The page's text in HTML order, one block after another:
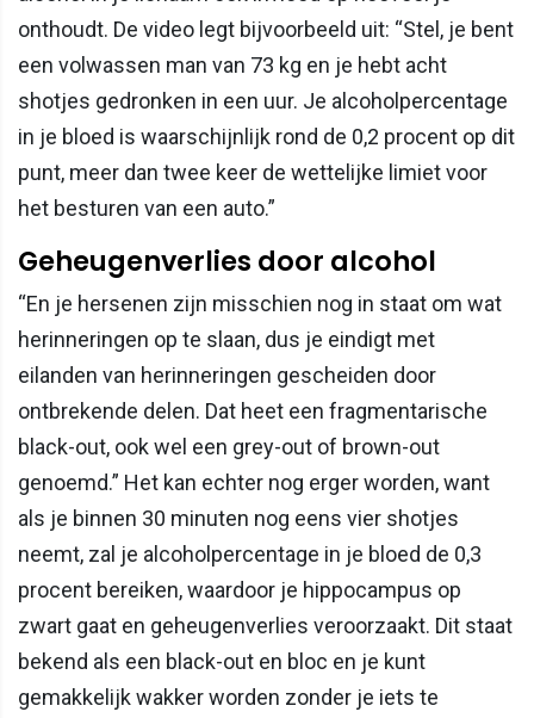
onthoudt. De video legt bijvoorbeeld uit: “Stel, je bent
een volwassen man van 73 kg en je hebt acht
shotjes gedronken in een uur. Je alcoholpercentage
in je bloed is waarschijnlijk rond de 0,2 procent op dit
punt, meer dan twee keer de wettelijke limiet voor
het besturen van een auto.”
Geheugenverlies door alcohol
“En je hersenen zijn misschien nog in staat om wat
herinneringen op te slaan, dus je eindigt met
eilanden van herinneringen gescheiden door
ontbrekende delen. Dat heet een fragmentarische
black-out, ook wel een grey-out of brown-out
genoemd.” Het kan echter nog erger worden, want
als je binnen 30 minuten nog eens vier shotjes
neemt, zal je alcoholpercentage in je bloed de 0,3
procent bereiken, waardoor je hippocampus op
zwart gaat en geheugenverlies veroorzaakt. Dit staat
bekend als een black-out en bloc en je kunt
gemakkelijk wakker worden zonder je iets te